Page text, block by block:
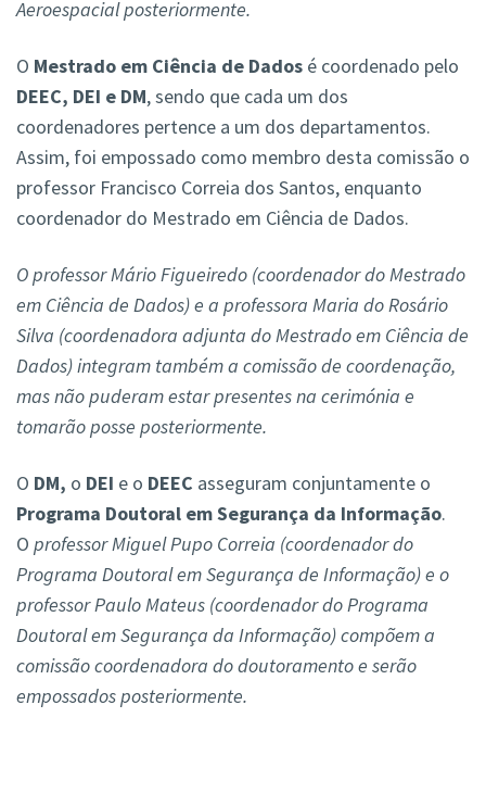
Aeroespacial posteriormente.
O Mestrado em Ciência de Dados é coordenado pelo
DEEC, DEI e DM, sendo que cada um dos
coordenadores pertence a um dos departamentos.
Assim, foi empossado como membro desta comissão o
professor Francisco Correia dos Santos, enquanto
coordenador do Mestrado em Ciência de Dados.
O professor Mário Figueiredo (coordenador do Mestrado
em Ciência de Dados) e a professora Maria do Rosário
Silva (coordenadora adjunta do Mestrado em Ciência de
Dados) integram também a comissão de coordenação,
mas não puderam estar presentes na cerimónia e
tomarão posse posteriormente.
O DM, o DEI e o DEEC asseguram conjuntamente o
Programa Doutoral em Segurança da Informação.
O professor Miguel Pupo Correia (coordenador do
Programa Doutoral em Segurança de Informação) e o
professor Paulo Mateus (coordenador do Programa
Doutoral em Segurança da Informação) compõem a
comissão coordenadora do doutoramento e serão
empossados posteriormente.